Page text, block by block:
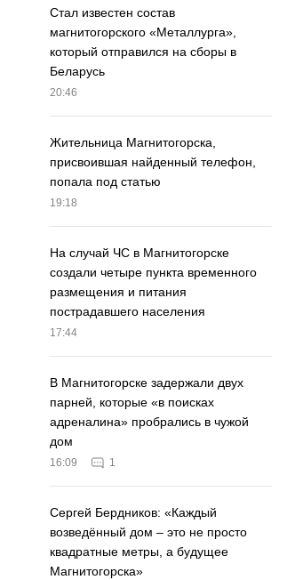
Стал известен состав
магнитогорского «Металлурга»,
который отправился на сборы в
Беларусь
20:46
Жительница Магнитогорска,
присвоившая найденный телефон,
попала под статью
19:18
На случай ЧС в Магнитогорске
создали четыре пункта временного
размещения и питания
пострадавшего населения
17:44
В Магнитогорске задержали двух
парней, которые «в поисках
адреналина» пробрались в чужой
дом
16:09 1
Сергей Бердников: «Каждый
возведённый дом – это не просто
квадратные метры, а будущее
Магнитогорска»